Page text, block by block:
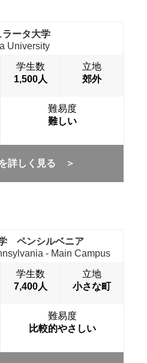
ラータ大学
University
学生数
1,500人
立地
郊外
難易度
難しい
詳しく見る ＞
ペンシルベニア
- Main Campus
学生数
7,400人
立地
小さな町
難易度
比較的やさしい